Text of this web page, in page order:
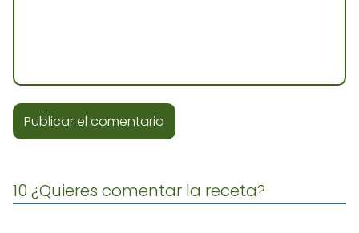
10 ¿Quieres comentar la receta?